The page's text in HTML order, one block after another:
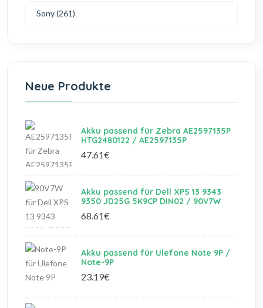
Sony (261)
Neue Produkte
Akku passend für Zebra AE2597135P
HTG2480122 / AE2597135P
47.61€
Akku passend für Dell XPS 13 9343
9350 JD25G 5K9CP DIN02 / 90V7W
68.61€
Akku passend für Ulefone Note 9P /
Note-9P
23.19€